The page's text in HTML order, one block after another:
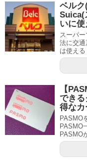
ベルク
Suica(
いに
スーパ
法に交
は使える
【
でき
得なカ
PASMO
PASMO
PASMO